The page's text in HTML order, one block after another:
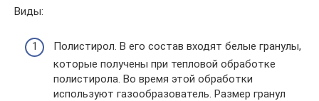
Виды:
Полистирол. В его состав входят белые гранулы,
которые получены при тепловой обработке
полистирола. Во время этой обработки
используют газообразователь. Размер гранул